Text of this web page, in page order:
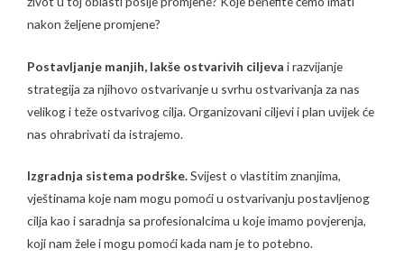
nakon željene promjene?
Postavljanje manjih, lakše ostvarivih ciljeva i razvijanje
strategija za njihovo ostvarivanje u svrhu ostvarivanja za nas
velikog i teže ostvarivog cilja. Organizovani ciljevi i plan uvijek će
nas ohrabrivati da istrajemo.
Izgradnja sistema podrške.Svijest o vlastitim znanjima,
vještinama koje nam mogu pomoći u ostvarivanju postavljenog
cilja kao i saradnja sa profesionalcima u koje imamo povjerenja,
koji nam žele i mogu pomoći kada nam je to potebno.